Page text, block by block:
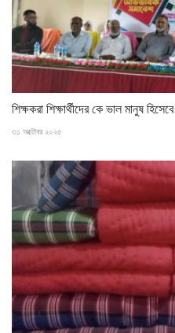
শিক্ষকরা শিক্ষার্থীদের কে ভাল মানুষ
৩১ অক্টোবর ২০২৫